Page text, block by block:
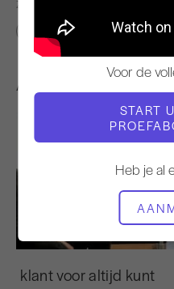
Voor de
START
Heb je al
ZOEK VERGELIJKBARE
0 - 10 min
Andere workouts die je
klant voor altijd kunt